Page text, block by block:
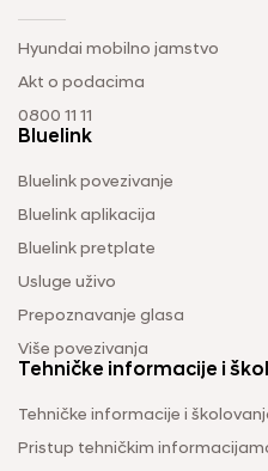
Hyundai mobilno jamstvo
Akt o podacima
0800 11 11
Bluelink
Bluelink povezivanje
Bluelink aplikacija
Bluelink pretplate
Usluge uživo
Prepoznavanje glasa
Više povezivanja
Tehničke informacije i
Tehničke informacije i
Pristup tehničkim